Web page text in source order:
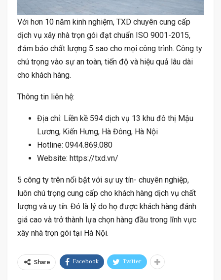
Với hơn 10 năm kinh nghiệm, TXD chuyên cung cấp
dịch vụ xây nhà trọn gói đạt chuẩn ISO 9001-2015,
đảm bảo chất lượng 5 sao cho mọi công trình. Công ty
chú trọng vào sự an toàn, tiến độ và hiệu quả lâu dài
cho khách hàng.
Thông tin liên hệ:
Địa chỉ: Liền kề 594 dịch vụ 13 khu đô thị Mậu
Lương, Kiến Hưng, Hà Đông, Hà Nội
Hotline: 0944.869.080
Website: https://txd.vn/
5 công ty trên nổi bật với sự uy tín- chuyên nghiệp,
luôn chú trọng cung cấp cho khách hàng dịch vụ chất
lượng và uy tín. Đó là lý do họ được khách hàng đánh
giá cao và trở thành lựa chọn hàng đầu trong lĩnh vực
xây nhà trọn gói tại Hà Nội.
Share Facebook Twitter